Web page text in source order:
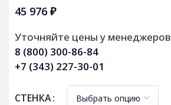
45 976 ₽
Уточняйте цены у менеджеров
8 (800) 300-86-84
+7 (343) 227-30-01
СТЕНКА